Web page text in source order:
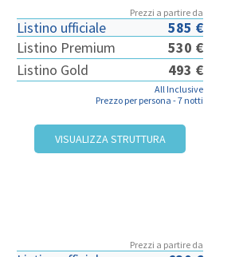
Prezzi a partire da
Listino ufficiale
585 €
Listino Premium
530 €
Listino Gold
493 €
All Inclusive
Prezzo per persona -7 notti
VISUALIZZA STRUTTURA
Prezzi a partire da